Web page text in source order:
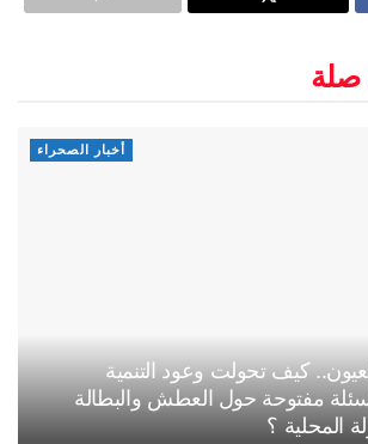
أخبار الصحراء
كيف تحولت وعود التنمية
أسئلة مفتوحة حول العطش والبطالة
المحلية ؟